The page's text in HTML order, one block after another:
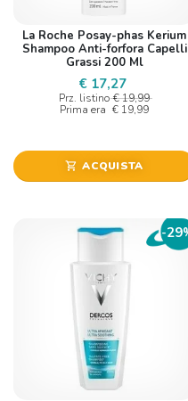
La Roche Posay-phas Kerium
Shampoo Anti-forfora Capelli
Grassi 200 Ml
€ 17,27
Prz. listino € 19,99
Prima era € 19,99
shopping_cart ACQUISTA
-29